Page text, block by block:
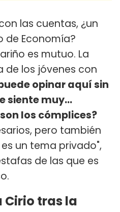
las cuentas, ¿un
de Economía?
es mutuo. La
de los jóvenes con
opinar aquí sin
siente muy...
los cómplices?
pero también
un tema privado",
de las que es
Cirio tras la